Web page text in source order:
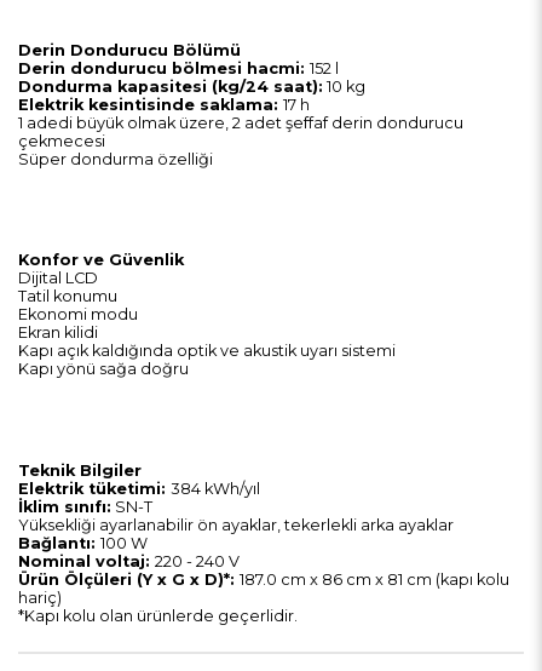
Derin Dondurucu Bölümü
Derin dondurucu bölmesi hacmi: 152 l
Dondurma kapasitesi (kg/24 saat): 10 kg
Elektrik kesintisinde saklama: 17 h
1 adedi büyük olmak üzere, 2 adet şeffaf derin dondurucu
çekmecesi
Süper dondurma özelliği
Konfor ve Güvenlik
Dijital LCD
Tatil konumu
Ekonomi modu
Ekran kilidi
Kapı açık kaldığında optik ve akustik uyarı sistemi
Kapı yönü sağa doğru
Teknik Bilgiler
Elektrik tüketimi: 384 kWh/yıl
İklim sınıfı: SN-T
Yüksekliği ayarlanabilir ön ayaklar, tekerlekli arka ayaklar
Bağlantı: 100 W
Nominal voltaj: 220 - 240 V
Ürün Ölçüleri (Y x G x D)*: 187.0 cm x 86 cm x 81 cm (kapı kolu
hariç)
*Kapı kolu olan ürünlerde geçerlidir.